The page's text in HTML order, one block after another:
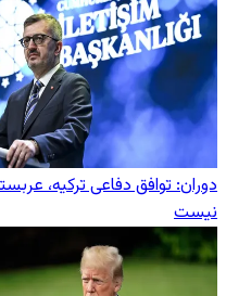
دوران: توافق دفاعی ترکیه،
نیست